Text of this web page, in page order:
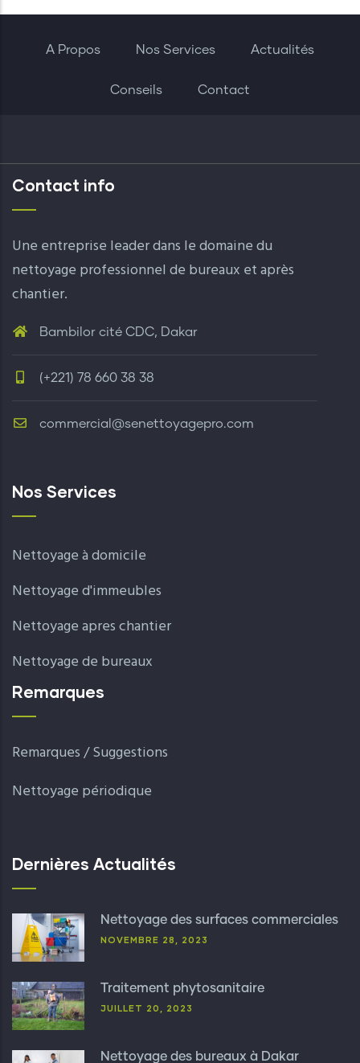
A Propos Nos Services Actualités
Conseils Contact
Contact info
Une entreprise leader dans le domaine du
nettoyage professionnel de bureaux et après
chantier.
Bambilor cité CDC, Dakar
(+221) 78 660 38 38
commercial@senettoyagepro.com
Nos Services
Nettoyage à domicile
Nettoyage d'immeubles
Nettoyage apres chantier
Nettoyage de bureaux
Remarques
Remarques / Suggestions
Nettoyage périodique
Dernières Actualités
Nettoyage des surfaces commerciales
NOVEMBRE 28, 2023
Traitement phytosanitaire
JUILLET 20, 2023
Nettoyage des bureaux à Dakar